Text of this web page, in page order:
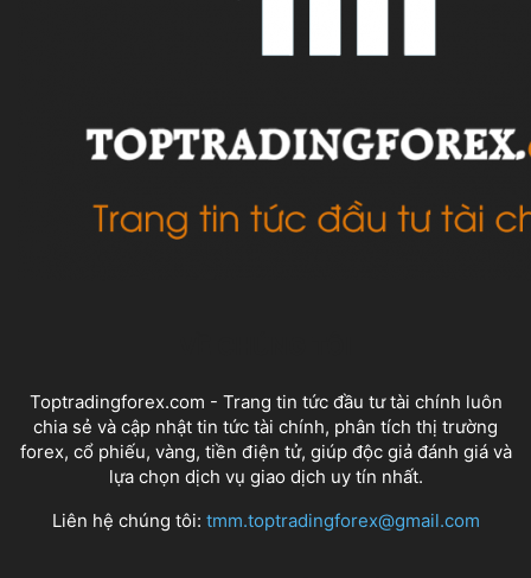
Toptradingforex.com - Trang tin tức đầu tư tài chính luôn
chia sẻ và cập nhật tin tức tài chính, phân tích thị trường
forex, cổ phiếu, vàng, tiền điện tử, giúp độc giả đánh giá và
lựa chọn dịch vụ giao dịch uy tín nhất.
Liên hệ chúng tôi: tmm.toptradingforex@gmail.com